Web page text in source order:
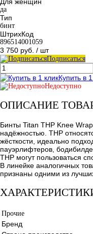
да
Тип
бинт
ШтрихКод
896514001059
3 750 руб. / шт
Подписаться
Купить в
Недоступно
ОПИСАНИЕ
Бинты Titan THP Knee
надёжностью. THP
жёсткости, идеально
пауэрлифтеров,
THP могут пользоваться
В линейке аналогичных
признаны одними из
Прочие
Бренд